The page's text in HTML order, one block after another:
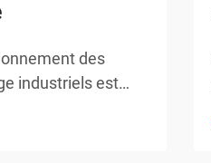
des
industriels est
et les